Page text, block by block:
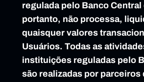
regulada pelo Banco Central
portanto, não processa,
quaisquer valores
Usuários. Todas as
instituições reguladas pelo
são realizadas por parceiros